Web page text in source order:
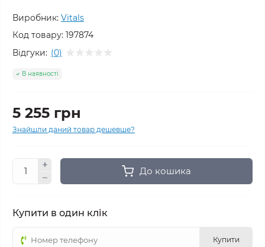
Виробник: Vitals
Код товару: 197874
Відгуки: (0)
В наявності
5 255 грн
Знайшли даний товар дешевше?
До кошика
Купити в один клік
Купити